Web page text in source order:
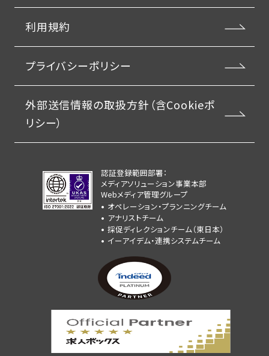
利用規約
プライバシーポリシー
外部送信情報の取扱方針（含Cookieポ
リシー）
認証登録範囲部署：
メディアソリューション事業本部
Webメディア管理グループ
オペレーション・プランニングチーム
アナリストチーム
採促ディレクションチーム（東日本）
イーアイデム・連携システムチーム